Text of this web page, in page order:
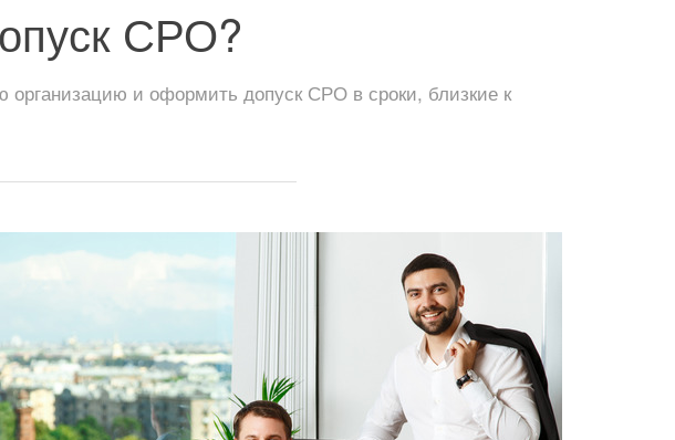
СРО?
и оформить допуск СРО в сроки, близкие к